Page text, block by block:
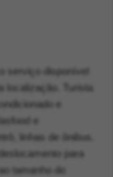
serviço disponível
localização. Turista
e
e
linhas de ônibus.
para
tamanho do